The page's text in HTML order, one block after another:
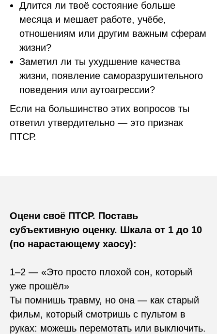
Длится ли твоё состояние больше
месяца и мешает работе, учёбе,
отношениям или другим важным сферам
жизни?
Заметил ли ты ухудшение качества
жизни, появление саморазрушительного
поведения или аутоагрессии?
Если на большинство этих вопросов ты
ответил утвердительно — это признак
ПТСР.
Оцени своё ПТСР. Поставь
субъективную оценку. Шкала от 1 до 10
(по нарастающему хаосу):
1–2 — «Это просто плохой сон, который
уже прошёл»
Ты помнишь травму, но она — как старый
фильм, который смотришь с пультом в
руках: можешь перемотать или выключить.